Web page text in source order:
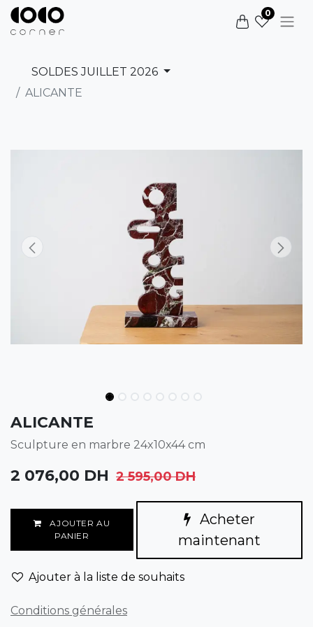
0
SOLDES JUILLET 2026
ALICANTE
ALICANTE
Sculpture en marbre 24x10x44 cm
2 076,00 DH 2 595,00DH
AJOUTER AU
PANIER
Acheter
maintenant
Ajouter à la liste de souhaits
Conditions générales